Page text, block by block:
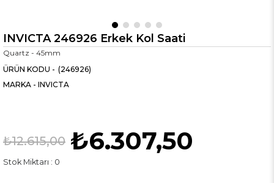
INVICTA 246926 Erkek Kol Saati
Quartz - 45mm
(246926)
MARKA - INVICTA
₺12.615,00 ₺6.307,50
Stok Miktarı : 0